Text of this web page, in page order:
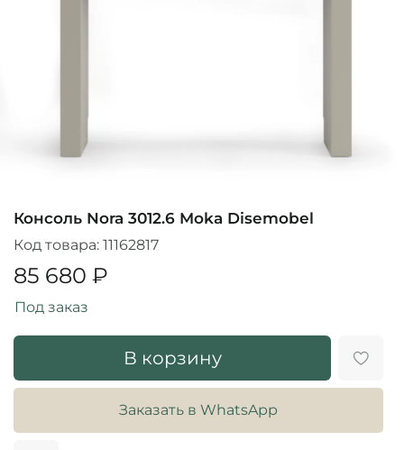
Консоль Nora 3012.6 Moka Disemobel
Код товара: 11162817
85 680 ₽
В корзину
Заказать в WhatsApp
Под заказ